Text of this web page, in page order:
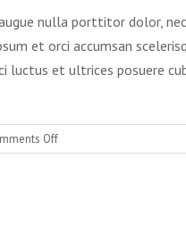
commodo.
nulla porttitor dolor,
et orci accumsan
luctus et ultrices posuere
Offon
Morbi